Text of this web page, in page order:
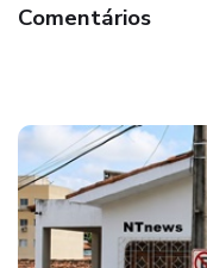
Comentários